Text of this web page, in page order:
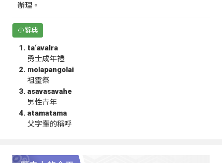
辦理。
小辭典
ta‘avalra
勇士成年禮
molapangolai
祖靈祭
asavasavahe
男性青年
atamatama
父字輩的稱呼